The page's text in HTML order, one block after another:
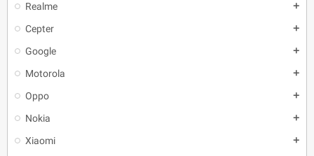
Realme add
Cepter add
Google add
Motorola add
Oppo add
Nokia add
Xiaomi add